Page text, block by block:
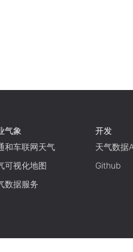
气象
和车联网天气
可视化地图
数据服务
开发
天气数据
Github